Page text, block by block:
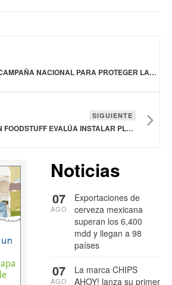
MÉXICO LANZA CAMPAÑA NACIONAL PARA PROTEGER LA SALUD DE LAS ABEJAS Y DE LA APICULTURA
SIGUIENTE
FIRMA CHINA MUYUAN FOODSTUFF EVALÚA INSTALAR PLANTAS DE PROCESAMIENTO EN BRASIL
Noticias
Exportaciones de
cerveza mexicana
superan los 6,400
mdd y llegan a 98
países
07
AGO
La marca CHIPS
AHOY! lanza su primer
07
AGO